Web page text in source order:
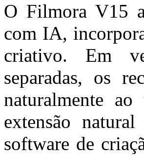
O Filmora V15
com IA,
criativo. Em
separadas, os
naturalmente
extensão
software de